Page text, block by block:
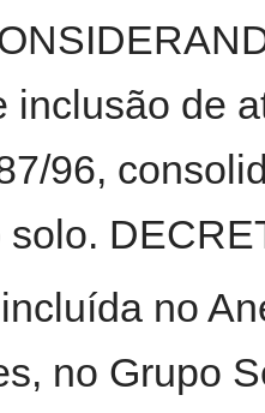
inclusão de
96,
no
no Grupo